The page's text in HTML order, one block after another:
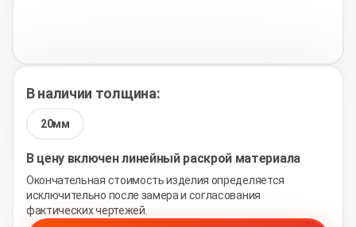
В наличии толщина:
20мм
В цену включен линейный раскрой материала
Окончательная стоимость изделия определяется
исключительно после замера и согласования
фактических чертежей.